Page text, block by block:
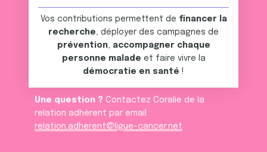
Vos contributions permettent de financer la
recherche, déployer des campagnes de
prévention, accompagner chaque
personne malade et faire vivre la
démocratie en santé !
Une question ? Contactez Coralie de la
relation adhèrent par email :
relation.adherent@ligue-cancer.net